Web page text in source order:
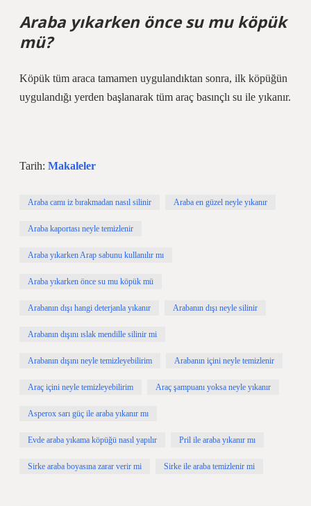
Araba yıkarken önce su mu köpük
mü?
Köpük tüm araca tamamen uygulandıktan sonra, ilk köpüğün
uygulandığı yerden başlanarak tüm araç basınçlı su ile yıkanır.
Tarih: Makaleler
Araba camı iz bırakmadan nasıl silinir Araba en güzel neyle yıkanır
Araba kaportası neyle temizlenir
Araba yıkarken Arap sabunu kullanılır mı
Araba yıkarken önce su mu köpük mü
Arabanın dışı hangi deterjanla yıkanır Arabanın dışı neyle silinir
Arabanın dışını ıslak mendille silinir mi
Arabanın dışını neyle temizleyebilirim Arabanın içini neyle temizlenir
Araç içini neyle temizleyebilirim Araç şampuanı yoksa neyle yıkanır
Asperox sarı güç ile araba yıkanır mı
Evde araba yıkama köpüğü nasıl yapılır Pril ile araba yıkanır mı
Sirke araba boyasına zarar verir mi Sirke ile araba temizlenir mi